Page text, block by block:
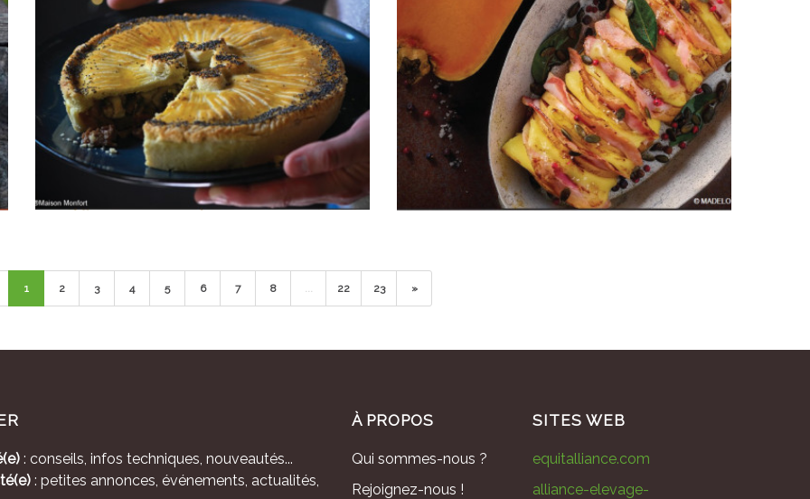
1 2 3 4 5 6 7 8 ... 22 23 »
À PROPOS
Qui sommes-nous ?
Rejoignez-nous !
SITES WEB
equitalliance.com
alliance-elevage-
: conseils, infos techniques, nouveautés...
: petites annonces, événements, actualités,